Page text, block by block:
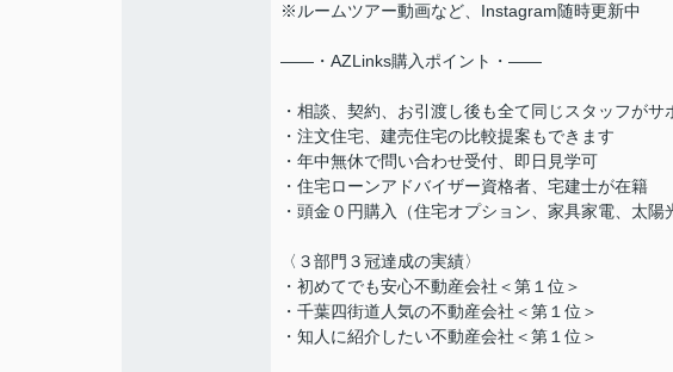
※ルームツアー動画など、Instagram随時更新中
――・AZLinks購入ポイント・――
・相談、契約、お引渡し後も全て同じスタッフがサ
・注文住宅、建売住宅の比較提案もできます
・年中無休で問い合わせ受付、即日見学可
・住宅ローンアドバイザー資格者、宅建士が在籍
・頭金０円購入（住宅オプション、家具家電、太陽
〈３部門３冠達成の実績〉
・初めてでも安心不動産会社＜第１位＞
・千葉四街道人気の不動産会社＜第１位＞
・知人に紹介したい不動産会社＜第１位＞